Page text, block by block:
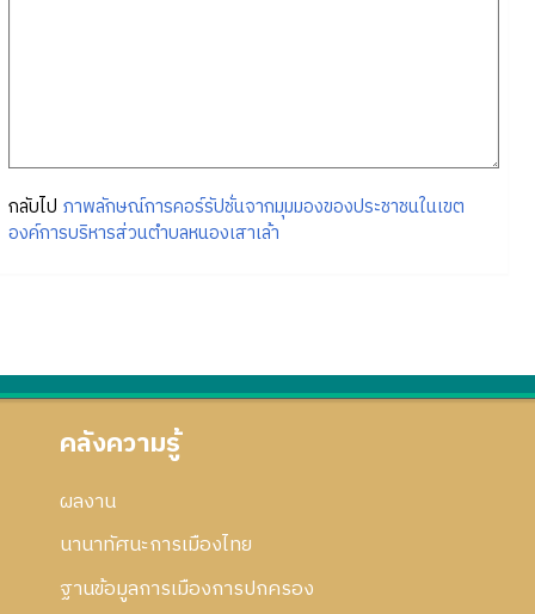
กลับไป ภาพลักษณ์การคอร์รัปชั่นจากมุมมองของประชาชนในเขต
องค์การบริหารส่วนตำบลหนองเสาเล้า
คลังความรู้
ผลงาน
นานาทัศนะการเมืองไทย
ฐานข้อมูลการเมืองการปกครอง